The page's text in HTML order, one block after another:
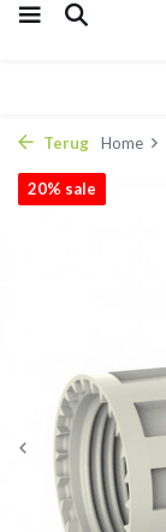
Terug Home
20% sale